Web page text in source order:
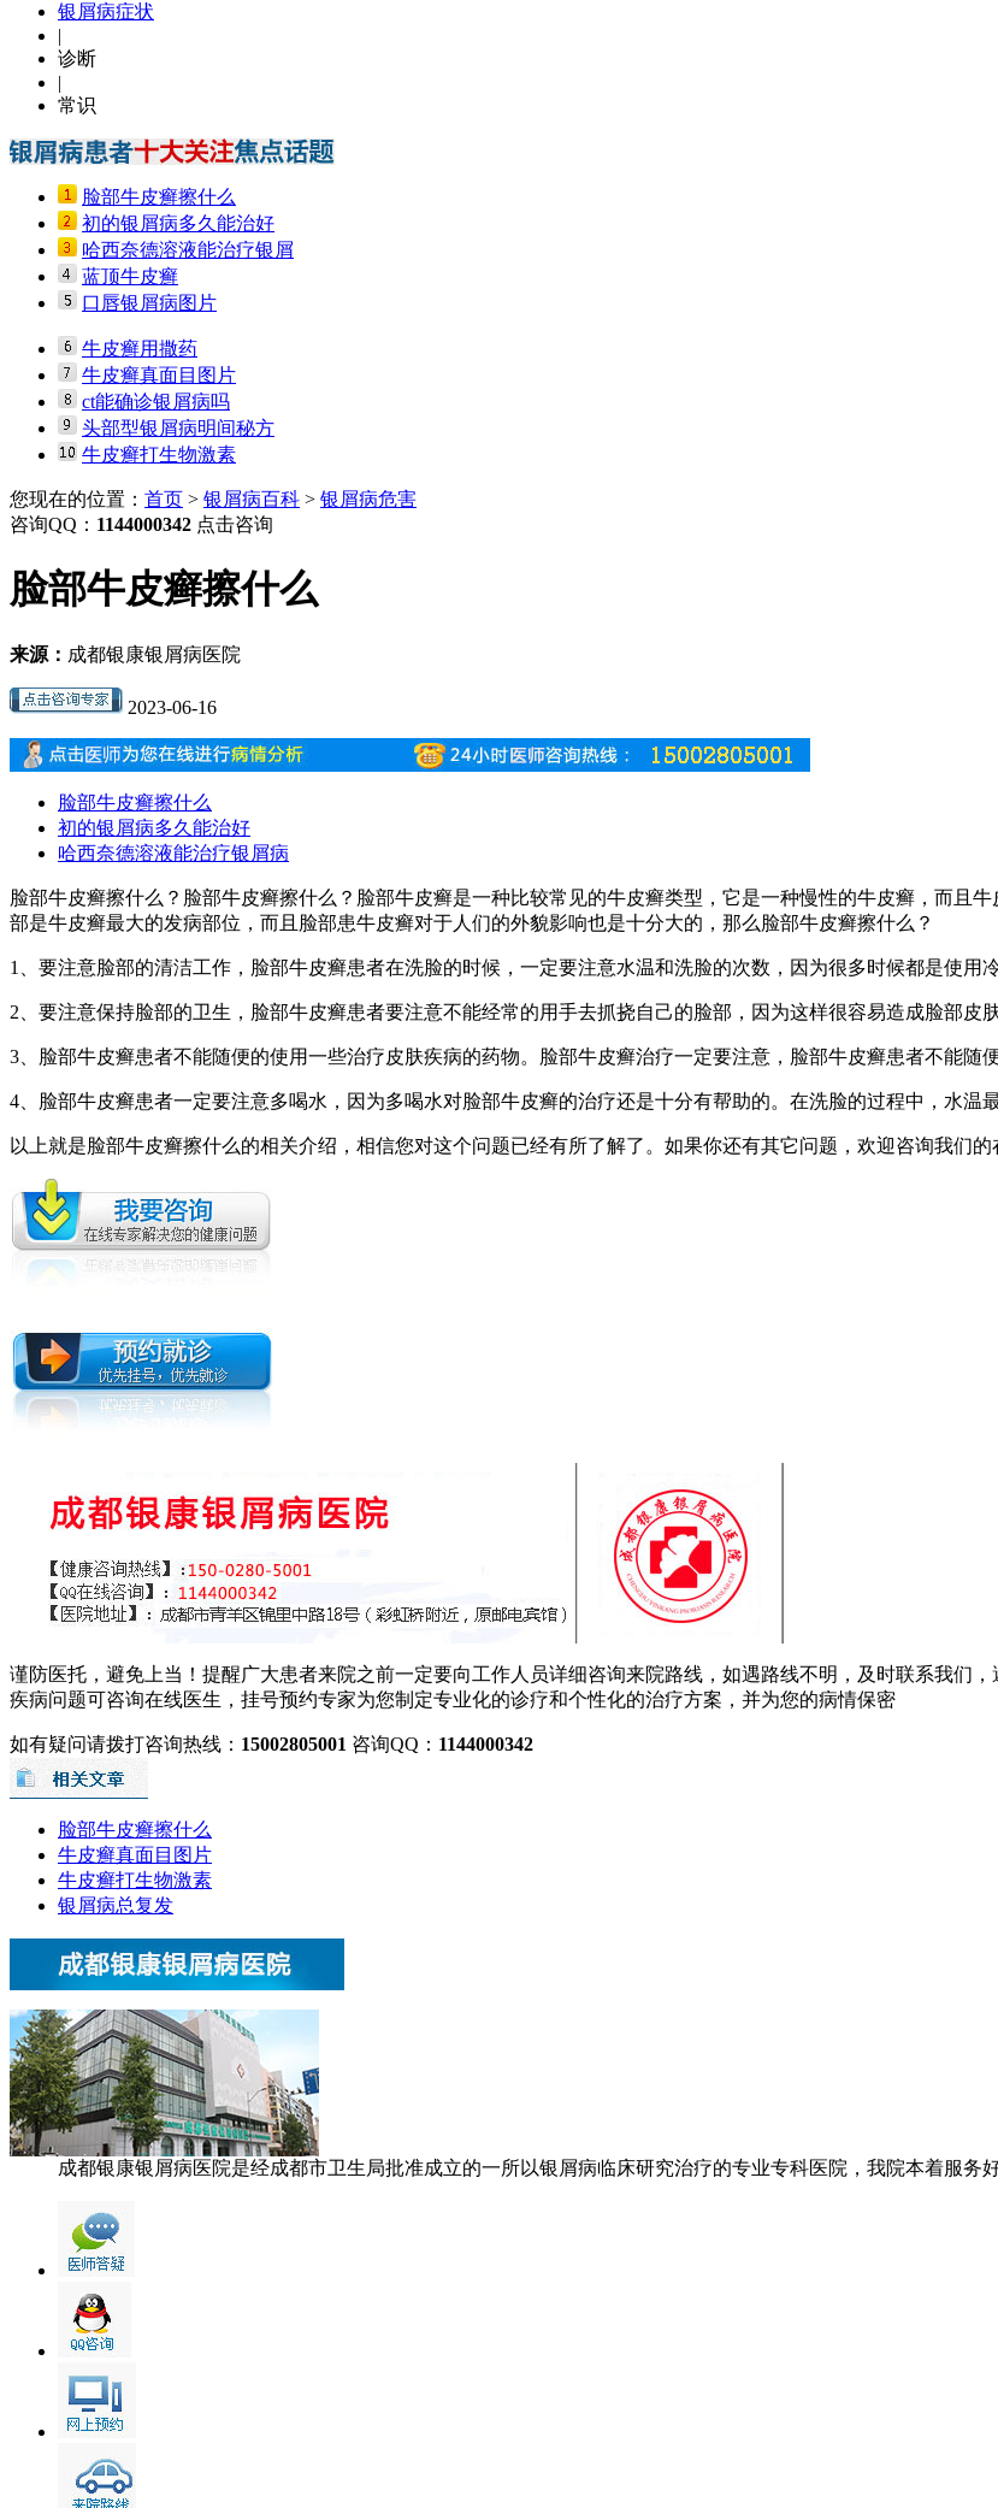
银屑病症状
|
诊断
|
常识
脸部牛皮癣擦什么
初的银屑病多久能治好
哈西奈德溶液能治疗银屑
蓝顶牛皮癣
口唇银屑病图片
牛皮癣用撒药
牛皮癣真面目图片
ct能确诊银屑病吗
头部型银屑病明间秘方
牛皮癣打生物激素
您现在的位置： 首页 > 银屑病百科 > 银屑病危害
咨询QQ： 1144000342 点击咨询
脸部牛皮癣擦什么
来源： 成都银康银屑病医院
2023-06-16
脸部牛皮癣擦什么
初的银屑病多久能治好
哈西奈德溶液能治疗银屑病
脸部牛皮癣擦什么？脸部牛皮癣擦什么？脸部牛皮癣是一种比较常见的牛皮癣类型，它是一种慢性的牛皮癣，而且
部是牛皮癣最大的发病部位，而且脸部患牛皮癣对于人们的外貌影响也是十分大的，那么脸部牛皮癣擦什么？
1、要注意脸部的清洁工作，脸部牛皮癣患者在洗脸的时候，一定要注意水温和洗脸的次数，因为很多时候都是使用
2、要注意保持脸部的卫生，脸部牛皮癣患者要注意不能经常的用手去抓挠自己的脸部，因为这样很容易造成脸部皮
3、脸部牛皮癣患者不能随便的使用一些治疗皮肤疾病的药物。脸部牛皮癣治疗一定要注意，脸部牛皮癣患者不能随
4、脸部牛皮癣患者一定要注意多喝水，因为多喝水对脸部牛皮癣的治疗还是十分有帮助的。在洗脸的过程中，水温
以上就是脸部牛皮癣擦什么的相关介绍，相信您对这个问题已经有所了解了。如果你还有其它问题，欢迎咨询我们
谨防医托，避免上当！提醒广大患者来院之前一定要向工作人员详细咨询来院路线，如遇路线不明，及时联系我们
疾病问题可咨询在线医生，挂号预约专家为您制定专业化的诊疗和个性化的治疗方案，并为您的病情保密
如有疑问请拨打咨询热线： 15002805001 咨询QQ： 1144000342
脸部牛皮癣擦什么
牛皮癣真面目图片
牛皮癣打生物激素
银屑病总复发
成都银康银屑病医院是经成都市卫生局批准成立的一所以银屑病临床研究治疗的专业专科医院，我院本着服务